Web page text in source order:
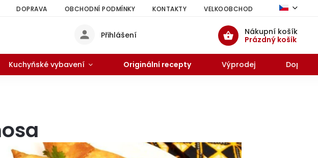
DOPRAVA OBCHODNÍ PODMÍNKY KONTAKTY VELKOOBCHOD HODNOCENÍ
Nákupní košík
Prázdný košík
Přihlášení
Kuchyňské vybavení Originální recepty Výprodej